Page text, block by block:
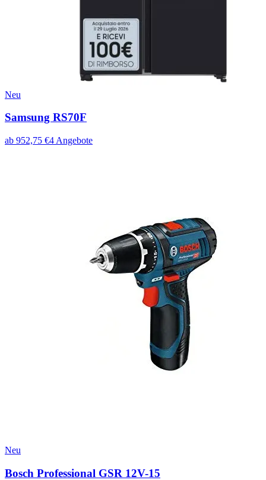
Neu
Samsung RS70F
ab 952,75 €4 Angebote
Neu
Bosch Professional GSR 12V-15